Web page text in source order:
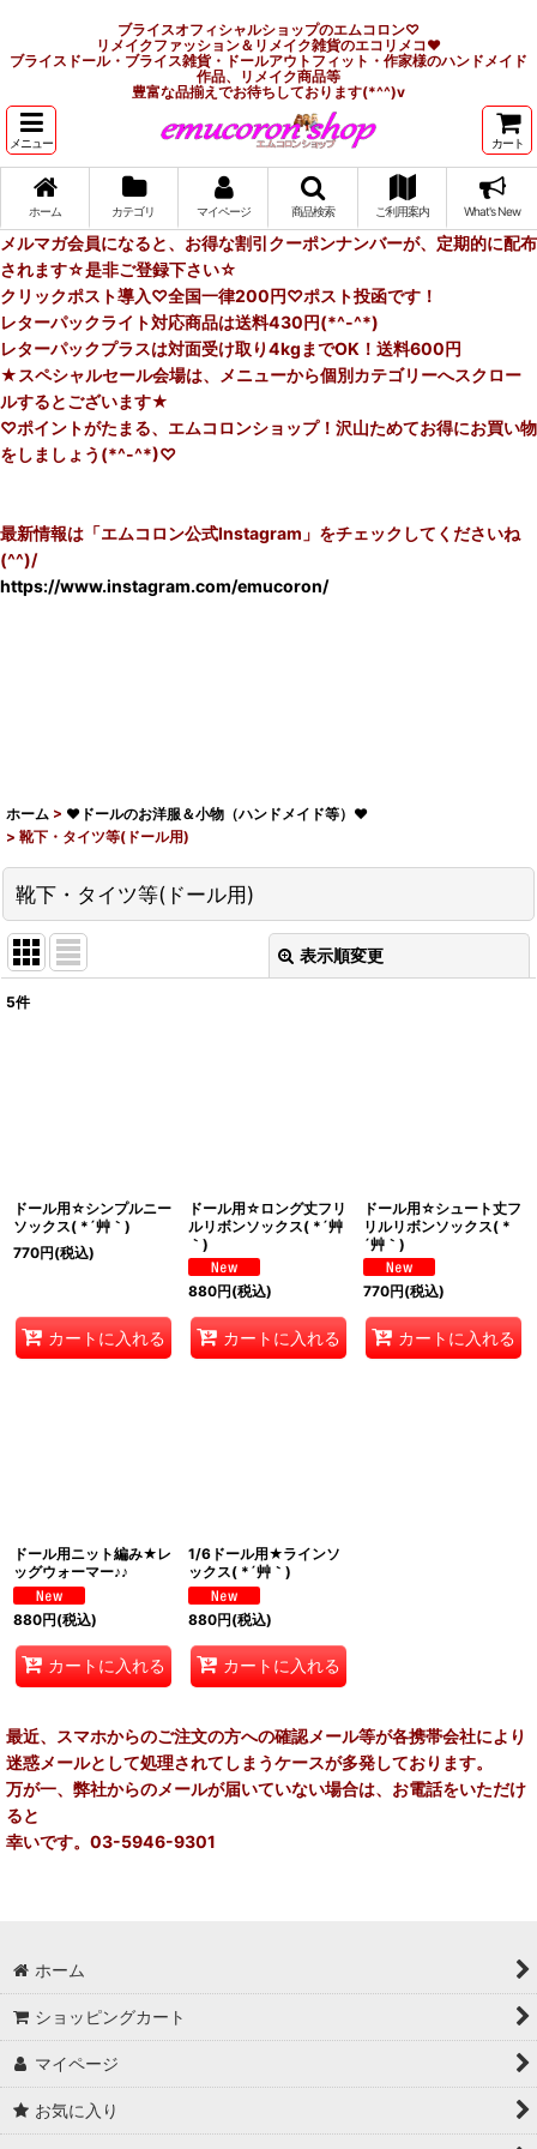
ブライスオフィシャルショップのエムコロン♡
リメイクファッション＆リメイク雑貨のエコリメコ♥
ブライスドール・ブライス雑貨・ドールアウトフィット・作家様のハンドメイド
作品、リメイク商品等
豊富な品揃えでお待ちしております(*^^)v
メニュー カート
ホーム カテゴリ マイページ 商品検索 ご利用案内 What's New
メルマガ会員になると、お得な割引クーポンナンバーが、定期的に配布
されます☆是非ご登録下さい☆
クリックポスト導入♡全国一律200円♡ポスト投函です！
レターパックライト対応商品は送料430円(*^-^*)
レターパックプラスは対面受け取り4kgまでOK！送料600円
★スペシャルセール会場は、メニューから個別カテゴリーへスクロー
ルするとございます★
♡ポイントがたまる、エムコロンショップ！沢山ためてお得にお買い物
をしましょう(*^-^*)♡
最新情報は「エムコロン公式Instagram」をチェックしてくださいね
(^^)/
https://www.instagram.com/emucoron/
ホーム > ♥ドールのお洋服＆小物（ハンドメイド等）♥
> 靴下・タイツ等(ドール用)
靴下・タイツ等(ドール用)
表示順変更
絞り込む
5件
ドール用☆シンプルニー
ソックス( *´艸｀)
770円(税込)
カートに入れる
ドール用☆ロング丈フリ
ルリボンソックス( *´艸
｀)
880円(税込)
カートに入れる
ドール用☆シュート丈フ
リルリボンソックス( *
´艸｀)
770円(税込)
カートに入れる
ドール用ニット編み★レ
ッグウォーマー♪♪
880円(税込)
カートに入れる
1/6ドール用★ラインソ
ックス( *´艸｀)
880円(税込)
カートに入れる
最近、スマホからのご注文の方への確認メール等が各携帯会社により
迷惑メールとして処理されてしまうケースが多発しております。
万が一、弊社からのメールが届いていない場合は、お電話をいただけ
ると
幸いです。03-5946-9301
ホーム
ショッピングカート
マイページ
お気に入り